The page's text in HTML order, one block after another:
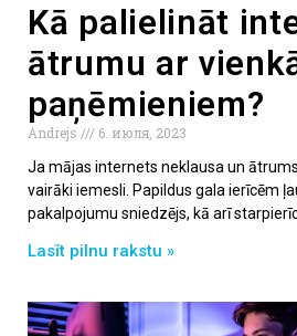
Kā palielināt
ātrumu ar
paņēmieniem?
Andrejs
6. июля, 2023
Ja mājas internets neklausa un
vairāki iemesli. Papildus gala ierīcēm
pakalpojumu sniedzējs, kā arī
Lasīt pilnu rakstu »